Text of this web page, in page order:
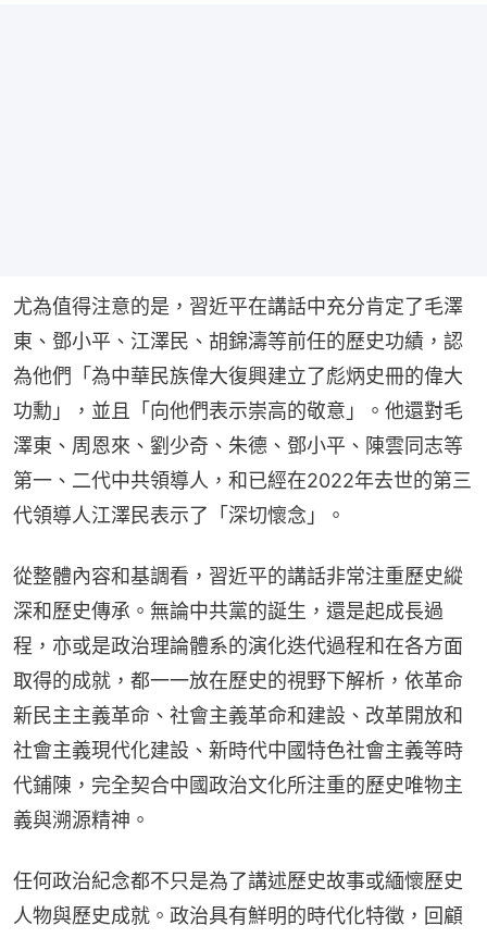
尤為值得注意的是，習近平在講話中充分肯定了毛澤
東、鄧小平、江澤民、胡錦濤等前任的歷史功績，認
為他們「為中華民族偉大復興建立了彪炳史冊的偉大
功勳」，並且「向他們表示崇高的敬意」。他還對毛
澤東、周恩來、劉少奇、朱德、鄧小平、陳雲同志等
第一、二代中共領導人，和已經在2022年去世的第三
代領導人江澤民表示了「深切懷念」。
從整體內容和基調看，習近平的講話非常注重歷史縱
深和歷史傳承。無論中共黨的誕生，還是起成長過
程，亦或是政治理論體系的演化迭代過程和在各方面
取得的成就，都一一放在歷史的視野下解析，依革命
新民主主義革命、社會主義革命和建設、改革開放和
社會主義現代化建設、新時代中國特色社會主義等時
代鋪陳，完全契合中國政治文化所注重的歷史唯物主
義與溯源精神。
任何政治紀念都不只是為了講述歷史故事或緬懷歷史
人物與歷史成就。政治具有鮮明的時代化特徵，回顧